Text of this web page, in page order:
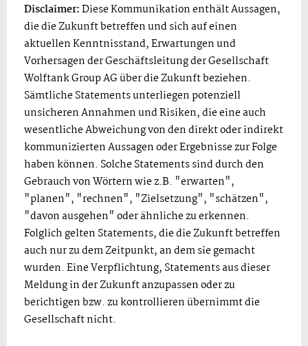
Disclaimer:Diese Kommunikation enthält Aussagen,
die die Zukunft betreffen und sich auf einen
aktuellen Kenntnisstand, Erwartungen und
Vorhersagen der Geschäftsleitung der Gesellschaft
Wolftank Group AG über die Zukunft beziehen.
Sämtliche Statements unterliegen potenziell
unsicheren Annahmen und Risiken, die eine auch
wesentliche Abweichung von den direkt oder indirekt
kommunizierten Aussagen oder Ergebnisse zur Folge
haben können. Solche Statements sind durch den
Gebrauch von Wörtern wie z.B. "erwarten",
"planen", "rechnen", "Zielsetzung", "schätzen",
"davon ausgehen" oder ähnliche zu erkennen.
Folglich gelten Statements, die die Zukunft betreffen
auch nur zu dem Zeitpunkt, an dem sie gemacht
wurden. Eine Verpflichtung, Statements aus dieser
Meldung in der Zukunft anzupassen oder zu
berichtigen bzw. zu kontrollieren übernimmt die
Gesellschaft nicht.